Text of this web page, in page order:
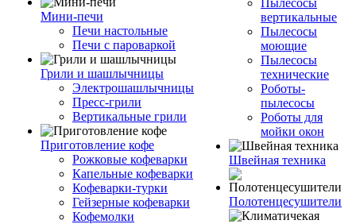
Мини-печи
Печи настольные
Печи с пароваркой
Грили и шашлычницы
Электрошашлычницы
Пресс-грили
Вертикальные грили
Приготовление кофе
Рожковые кофеварки
Капельные кофеварки
Кофеварки-турки
Гейзерные кофеварки
Кофемолки
Пылесосы
вертикальные
Пылесосы
моющие
Пылесосы
технические
Роботы-
пылесосы
Роботы для
мойки окон
Швейная техника
Полотенцесушители